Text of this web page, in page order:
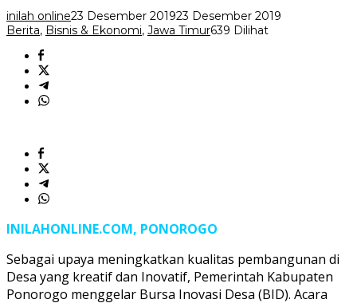
Ponorogo
inilah online23 Desember 201923 Desember 2019
Berita, Bisnis & Ekonomi, Jawa Timur639 Dilihat
INILAHONLINE.COM, PONOROGO
Sebagai upaya meningkatkan kualitas pembangunan di
Desa yang kreatif dan Inovatif, Pemerintah Kabupaten
Ponorogo menggelar Bursa Inovasi Desa (BID). Acara